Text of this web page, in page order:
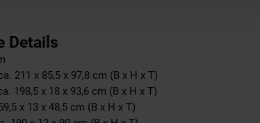
Details
211 x 85,5 x 97,8 cm (B x H x T)
198,5 x 18 x 93,6 cm (B x H x T)
x 13 x 48,5 cm (B x H x T)